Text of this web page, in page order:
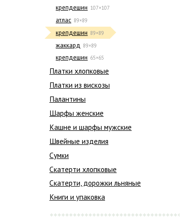
крепдешин 107×107
атлас 89×89
крепдешин 89×89
жаккард 89×89
крепдешин 65×65
Платки хлопковые
Платки из вискозы
Палантины
Шарфы женские
Кашне и шарфы мужские
Швейные изделия
Сумки
Скатерти хлопковые
Скатерти, дорожки льняные
Книги и упаковка